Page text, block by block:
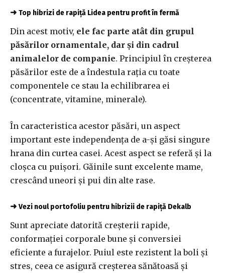
➜ Top hibrizi de rapiță Lidea pentru profit în fermă
Din acest motiv, ele fac parte atât din grupul
păsărilor ornamentale, dar și din cadrul
animalelor de companie. Principiul în creșterea
păsărilor este de a îndestula rația cu toate
componentele ce stau la echilibrarea ei
(concentrate, vitamine, minerale).
În caracteristica acestor păsări, un aspect
important este independența de a-și găsi singure
hrana din curtea casei. Acest aspect se referă și la
cloșca cu puișori. Găinile sunt excelente mame,
crescând uneori și pui din alte rase.
➜ Vezi noul portofoliu pentru hibrizii de rapiță Dekalb
Sunt apreciate datorită creșterii rapide,
conformației corporale bune și conversiei
eficiente a furajelor. Puiul este rezistent la boli și
stres, ceea ce asigură creșterea sănătoasă și